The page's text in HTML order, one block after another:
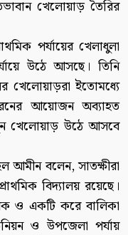
খেলোয়াড় তৈরির
পর্যায়ের খেলাধুলা
উঠে আসছে। তিনি
খেলোয়াড়রা ইতোমধ্যে
আয়োজন অব্যাহত
খেলোয়াড় উঠে আসবে
আমীন বলেন, সাতক্ষীরা
বিদ্যালয় রয়েছে।
ও একটি করে বালিকা
ও উপজেলা পর্যায়